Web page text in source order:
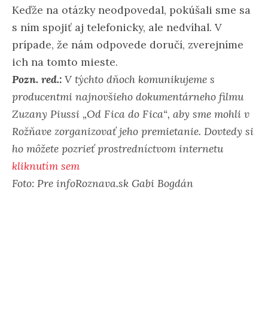
Keďže na otázky neodpovedal, pokúšali sme sa
s ním spojiť aj telefonicky, ale nedvíhal. V
prípade, že nám odpovede doručí, zverejníme
ich na tomto mieste.
Pozn. red.: V týchto dňoch komunikujeme s
producentmi najnovšieho dokumentárneho filmu
Zuzany Piussi „Od Fica do Fica“, aby sme mohli v
Rožňave zorganizovať jeho premietanie. Dovtedy si
ho môžete pozrieť prostredníctvom internetu
kliknutím sem
Foto: Pre infoRoznava.sk Gabi Bogdán